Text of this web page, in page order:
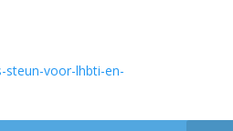
steun-voor-lhbti-en-